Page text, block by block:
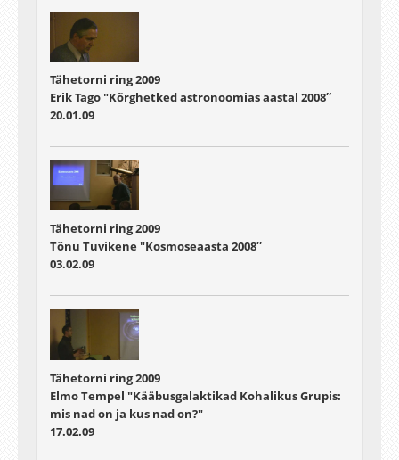
Tähetorni ring 2009
Erik Tago "Kõrghetked astronoomias aastal 2008″
20.01.09
Tähetorni ring 2009
Tõnu Tuvikene "Kosmoseaasta 2008″
03.02.09
Tähetorni ring 2009
Elmo Tempel "Kääbusgalaktikad Kohalikus Grupis:
mis nad on ja kus nad on?"
17.02.09